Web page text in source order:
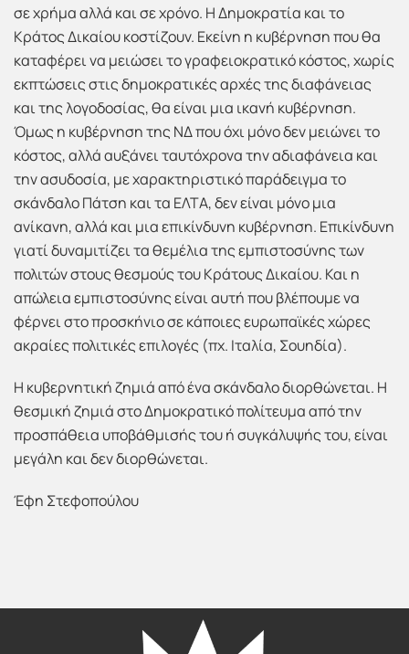
σε χρήμα αλλά και σε χρόνο. Η Δημοκρατία και το
Κράτος Δικαίου κοστίζουν. Εκείνη η κυβέρνηση που θα
καταφέρει να μειώσει το γραφειοκρατικό κόστος, χωρίς
εκπτώσεις στις δημοκρατικές αρχές της διαφάνειας
και της λογοδοσίας, θα είναι μια ικανή κυβέρνηση.
Όμως η κυβέρνηση της ΝΔ που όχι μόνο δεν μειώνει το
κόστος, αλλά αυξάνει ταυτόχρονα την αδιαφάνεια και
την ασυδοσία, με χαρακτηριστικό παράδειγμα το
σκάνδαλο Πάτση και τα ΕΛΤΑ, δεν είναι μόνο μια
ανίκανη, αλλά και μια επικίνδυνη κυβέρνηση. Επικίνδυνη
γιατί δυναμιτίζει τα θεμέλια της εμπιστοσύνης των
πολιτών στους θεσμούς του Κράτους Δικαίου. Και η
απώλεια εμπιστοσύνης είναι αυτή που βλέπουμε να
φέρνει στο προσκήνιο σε κάποιες ευρωπαϊκές χώρες
ακραίες πολιτικές επιλογές (πχ. Ιταλία, Σουηδία).
Η κυβερνητική ζημιά από ένα σκάνδαλο διορθώνεται. Η
θεσμική ζημιά στο Δημοκρατικό πολίτευμα από την
προσπάθεια υποβάθμισής του ή συγκάλυψής του, είναι
μεγάλη και δεν διορθώνεται.
Έφη Στεφοπούλου